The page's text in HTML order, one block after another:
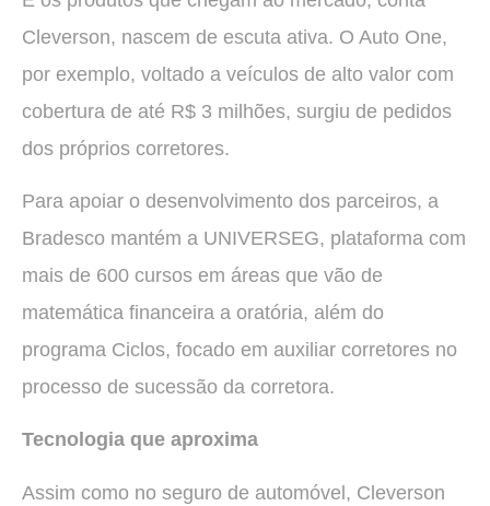
Cleverson, nascem de escuta ativa. O Auto One,
por exemplo, voltado a veículos de alto valor com
cobertura de até R$ 3 milhões, surgiu de pedidos
dos próprios corretores.
Para apoiar o desenvolvimento dos parceiros, a
Bradesco mantém a UNIVERSEG, plataforma com
mais de 600 cursos em áreas que vão de
matemática financeira a oratória, além do
programa Ciclos, focado em auxiliar corretores no
processo de sucessão da corretora.
Tecnologia que aproxima
Assim como no seguro de automóvel, Cleverson